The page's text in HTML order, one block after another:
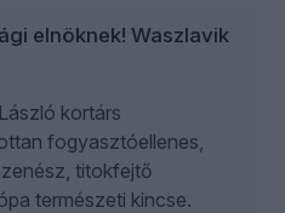
elnöknek! Waszlavik
kortárs
fogyasztóellenes,
titokfejtő
természeti kincse.